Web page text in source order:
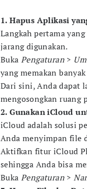
1. Hapus Aplikasi
Langkah pertama
jarang digunakan.
Buka Pengaturan >
yang memakan
Dari sini, Anda dapat
mengosongkan ruang
2. Gunakan iCloud
iCloud adalah solusi
Anda menyimpan file
Aktifkan fitur iCloud
sehingga Anda bisa
Buka Pengaturan >